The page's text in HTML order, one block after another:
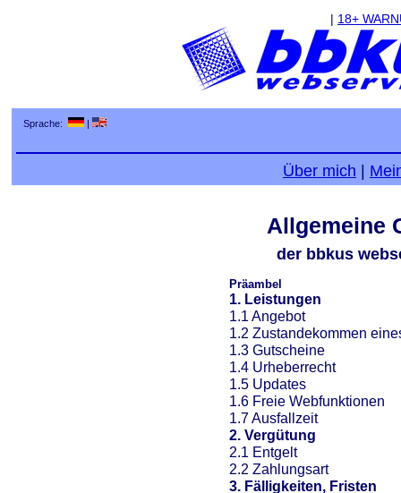
| 18+
Sprache: |
Über mich
Allgemeine
der bbkus
Präambel
1. Leistungen
1.1 Angebot
1.2 Zustandekommen
1.3 Gutscheine
1.4 Urheberrecht
1.5 Updates
1.6 Freie Webfunktionen
1.7 Ausfallzeit
2. Vergütung
2.1 Entgelt
2.2 Zahlungsart
3. Fälligkeiten, Fristen